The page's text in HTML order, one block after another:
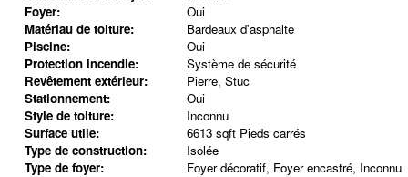
Foyer:
Oui
Matériau de toiture:
Bardeaux d'asphalte
Piscine:
Oui
Protection incendie:
Système de sécurité
Revêtement extérieur:
Pierre, Stuc
Stationnement:
Oui
Style de toiture:
Inconnu
Surface utile:
6613 sqft Pieds carrés
Type de construction:
Isolée
Type de foyer:
Foyer décoratif, Foyer encastré, Inconnu